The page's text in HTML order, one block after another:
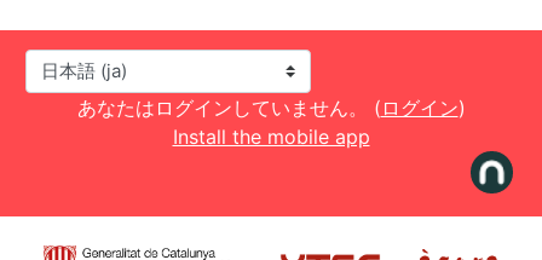
言語設定
あなたはログインしていません。 ( ログイン)
Install the mobile app